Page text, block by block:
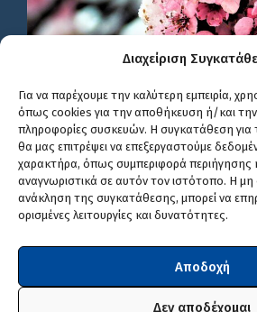
Διαχείριση
Για να παρέχουμε την καλύτερη εμπειρία,
όπως cookies για την αποθήκευση ή/και
πληροφορίες συσκευών. Η συγκατάθεση για
θα μας επιτρέψει να επεξεργαστούμε
χαρακτήρα, όπως συμπεριφορά περιήγησης
αναγνωριστικά σε αυτόν τον ιστότοπο. Η
ανάκληση της συγκατάθεσης, μπορεί να
ορισμένες λειτουργίες και δυνατότητες.
Αποδοχή
Δεν αποδέχομαι